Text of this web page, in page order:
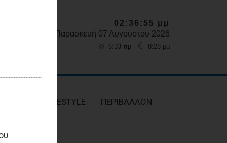
02:36:56 μμ
Παρασκευή 07 Αυγούστου 2026
☼ 6:33 πμ - ☾ 8:28 μμ
LIFESTYLE ΠΕΡΙΒΑΛΛΟΝ